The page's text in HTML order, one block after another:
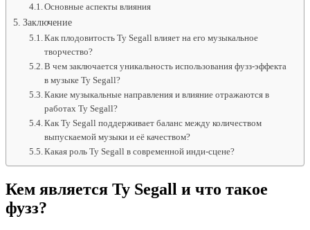
Основные аспекты влияния
Заключение
Как плодовитость Ty Segall влияет на его музыкальное
творчество?
В чем заключается уникальность использования фузз-эффекта
в музыке Ty Segall?
Какие музыкальные направления и влияние отражаются в
работах Ty Segall?
Как Ty Segall поддерживает баланс между количеством
выпускаемой музыки и её качеством?
Какая роль Ty Segall в современной инди-сцене?
Кем является Ty Segall и что такое
фузз?